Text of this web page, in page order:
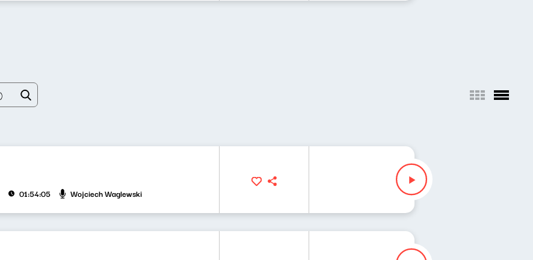
01:54:05 Wojciech Waglewski